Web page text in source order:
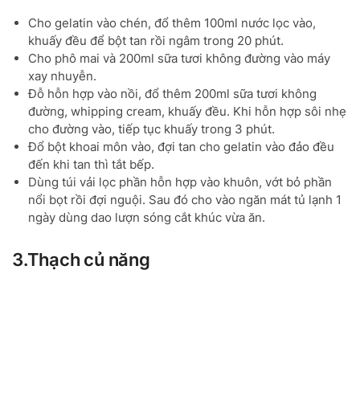
Cho gelatin vào chén, đổ thêm 100ml nước lọc vào,
khuấy đều để bột tan rồi ngâm trong 20 phút.
Cho phô mai và 200ml sữa tươi không đường vào máy
xay nhuyễn.
Đỗ hỗn hợp vào nồi, đổ thêm 200ml sữa tươi không
đường, whipping cream, khuấy đều. Khi hỗn hợp sôi nhẹ
cho đường vào, tiếp tục khuấy trong 3 phút.
Đổ bột khoai môn vào, đợi tan cho gelatin vào đảo đều
đến khi tan thì tắt bếp.
Dùng túi vải lọc phần hỗn hợp vào khuôn, vớt bỏ phần
nổi bọt rồi đợi nguội. Sau đó cho vào ngăn mát tủ lạnh 1
ngày dùng dao lượn sóng cắt khúc vừa ăn.
3.Thạch củ năng